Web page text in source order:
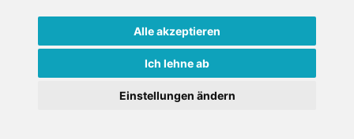
Alle akzeptieren
Ich lehne ab
Einstellungen ändern
Schneehoehen.de
Alpen-Guide.de